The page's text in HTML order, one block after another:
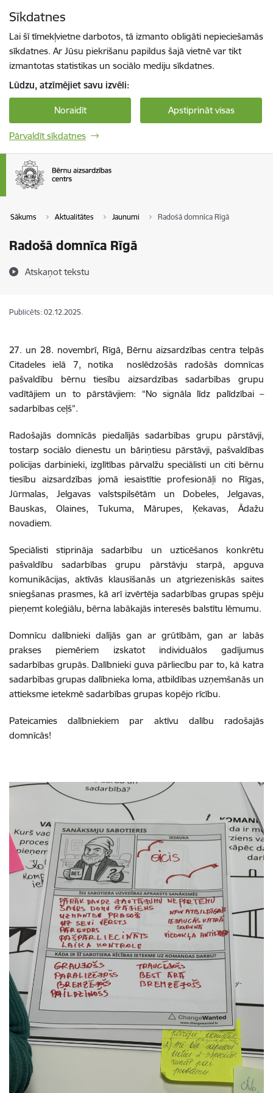
Sīkdatnes
Lai šī tīmekļvietne darbotos, tā izmanto obligāti nepieciešamās
sīkdatnes. Ar Jūsu piekrišanu papildus šajā vietnē var tikt
izmantotas statistikas un sociālo mediju sīkdatnes.
Lūdzu, atzīmējiet savu izvēli:
Noraidīt Apstiprināt visas
Pārvaldīt sīkdatnes
Sākums Aktualitātes Jaunumi Radošā domnīca Rīgā
Radošā domnīca Rīgā
Atskaņot tekstu
Publicēts: 02.12.2025.
27. un 28. novembrī, Rīgā, Bērnu aizsardzības centra telpās
Citadeles ielā 7, notika noslēdzošās radošās domnīcas
pašvaldību bērnu tiesību aizsardzības sadarbības grupu
vadītājiem un to pārstāvjiem: “No signāla līdz palīdzībai –
sadarbības ceļš”.
Radošajās domnīcās piedalījās sadarbības grupu pārstāvji,
tostarp sociālo dienestu un bāriņtiesu pārstāvji, pašvaldības
policijas darbinieki, izglītības pārvalžu speciālisti un citi bērnu
tiesību aizsardzības jomā iesaistītie profesionāļi no Rīgas,
Jūrmalas, Jelgavas valstspilsētām un Dobeles, Jelgavas,
Bauskas, Olaines, Tukuma, Mārupes, Ķekavas, Ādažu
novadiem.
Speciālisti stiprināja sadarbību un uzticēšanos konkrētu
pašvaldību sadarbības grupu pārstāvju starpā, apguva
komunikācijas, aktīvās klausīšanās un atgriezeniskās saites
sniegšanas prasmes, kā arī izvērtēja sadarbības grupas spēju
pieņemt koleģiālu, bērna labākajās interesēs balstītu lēmumu.
Domnīcu dalībnieki dalījās gan ar grūtībām, gan ar labās
prakses piemēriem izskatot individuālos gadījumus
sadarbības grupās. Dalībnieki guva pārliecību par to, kā katra
sadarbības grupas dalībnieka loma, atbildības uzņemšanās un
attieksme ietekmē sadarbības grupas kopējo rīcību.
Pateicamies dalībniekiem par aktīvu dalību radošajās
domnīcās!